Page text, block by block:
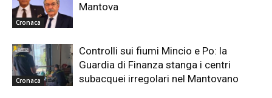
Cronaca
Mantova
Cronaca
Controlli sui fiumi Mincio e Po: la
Guardia di Finanza stanga i centri
subacquei irregolari nel Mantovano